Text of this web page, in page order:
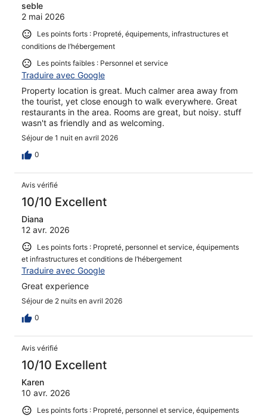
seble
2 mai 2026
Les points forts : Propreté, équipements, infrastructures et
conditions de l’hébergement
Les points faibles : Personnel et service
Traduire avec Google
Property location is great. Much calmer area away from
the tourist, yet close enough to walk everywhere. Great
restaurants in the area. Rooms are great, but noisy. stuff
wasn't as friendly and as welcoming.
Séjour de 1 nuit en avril 2026
0
Avis vérifié
10/10 Excellent
Diana
12 avr. 2026
Les points forts : Propreté, personnel et service, équipements
et infrastructures et conditions de l’hébergement
Traduire avec Google
Great experience
Séjour de 2 nuits en avril 2026
0
Avis vérifié
10/10 Excellent
Karen
10 avr. 2026
Les points forts : Propreté, personnel et service, équipements